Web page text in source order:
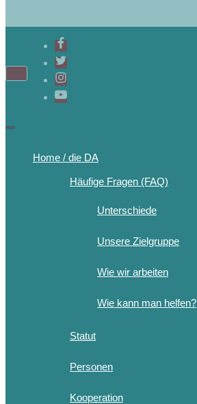
Home / die DA
Häufige Fragen (FAQ)
Unterschiede
Unsere Zielgruppe
Wie wir arbeiten
Wie kann man helfen?
Statut
Personen
Kooperation